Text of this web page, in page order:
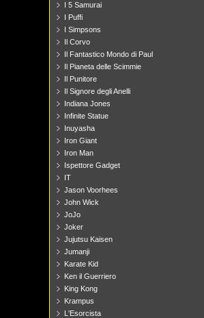
I 5 Samurai
I Puffi
I Simpsons
Il Corvo
Il Fantastico Mondo di Paul
Il Pianeta delle Scimmie
Il Punitore
Il Signore degli Anelli
Indiana Jones
Infinite Statue
Inuyasha
Iron Giant
Iron Man
Ispettore Gadget
IT
Jason Voorhees
John Wick
JoJo
Joker
Jujutsu Kaisen
Jumanji
Karate Kid
Ken il Guerriero
King Kong
Krampus
L'Esorcista